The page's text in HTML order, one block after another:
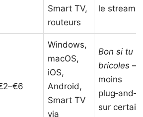
Smart TV,
routeurs
le
Windows,
macOS,
iOS,
Android,
Smart TV
via
Bon si tu
bricoles —
moins
sur